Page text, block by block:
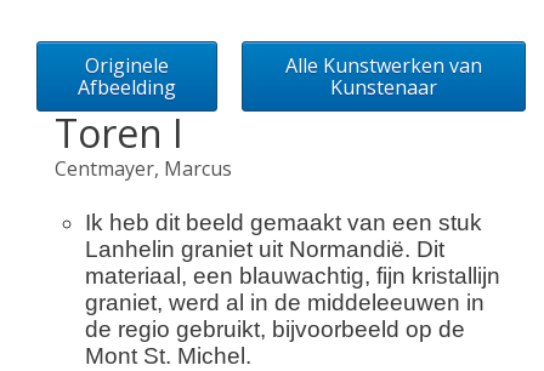
Originele
Afbeelding
Alle Kunstwerken van
Kunstenaar
Toren I
Centmayer, Marcus
Ik heb dit beeld gemaakt van een stuk
Lanhelin graniet uit Normandië. Dit
materiaal, een blauwachtig, fijn kristallijn
graniet, werd al in de middeleeuwen in
de regio gebruikt, bijvoorbeeld op de
Mont St. Michel.